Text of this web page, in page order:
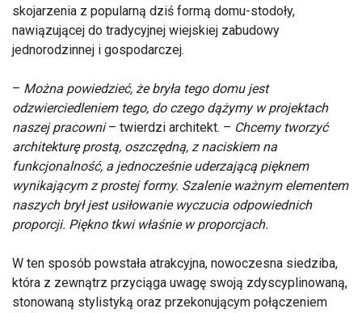
skojarzenia z popularną dziś formą domu-stodoły,
nawiązującej do tradycyjnej wiejskiej zabudowy
jednorodzinnej i gospodarczej.
– Można powiedzieć, że bryła tego domu jest
odzwierciedleniem tego, do czego dążymy w projektach
naszej pracowni– twierdzi architekt. – Chcemy tworzyć
architekturę prostą, oszczędną, z naciskiem na
funkcjonalność, a jednocześnie uderzającą pięknem
wynikającym z prostej formy. Szalenie ważnym elementem
naszych brył jest usiłowanie wyczucia odpowiednich
proporcji. Piękno tkwi właśnie w proporcjach.
W ten sposób powstała atrakcyjna, nowoczesna siedziba,
która z zewnątrz przyciąga uwagę swoją zdyscyplinowaną,
stonowaną stylistyką oraz przekonującym połączeniem